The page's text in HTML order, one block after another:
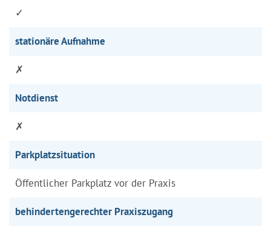
✓
stationäre Aufnahme
✗
Notdienst
✗
Parkplatzsituation
Öffentlicher Parkplatz vor der Praxis
behindertengerechter Praxiszugang